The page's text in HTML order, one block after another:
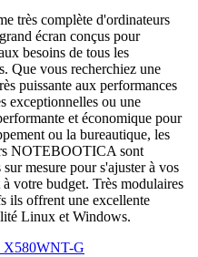
très complète d'ordinateurs
écran conçus pour
besoins de tous les
Que vous recherchiez une
puissante aux performances
exceptionnelles ou une
et économique pour
ou la bureautique, les
NOTEBOOTICA sont
sur mesure pour s'ajuster à vos
à votre budget. Très modulaires
ils offrent une excellente
Linux et Windows.
G